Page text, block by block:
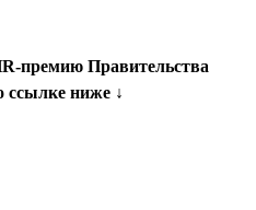
премию Правительства
ниже ↓